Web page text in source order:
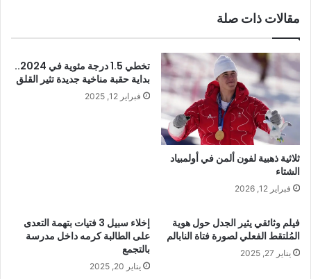
مقالات ذات صلة
ثلاثية ذهبية لفون ألمن في أولمبياد
الشتاء
فبراير 12, 2026
تخطي 1.5 درجة مئوية في 2024..
بداية حقبة مناخية جديدة تثير القلق
فبراير 12, 2025
فيلم وثائقي يثير الجدل حول هوية
المُلتقط الفعلي لصورة فتاة النابالم
يناير 27, 2025
إخلاء سبيل 3 فتيات بتهمة التعدى
على الطالبة كرمه داخل مدرسة
بالتجمع
يناير 20, 2025